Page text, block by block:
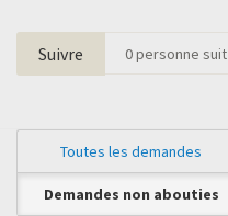
Suivre 0personne suit
Toutes les demandes
Demandes non abouties